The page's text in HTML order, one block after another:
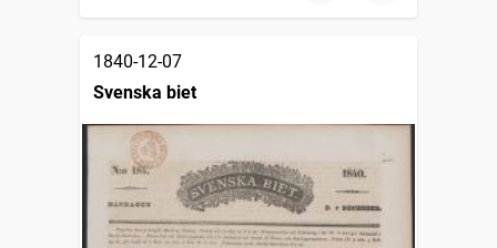
1840-12-07
Svenska biet